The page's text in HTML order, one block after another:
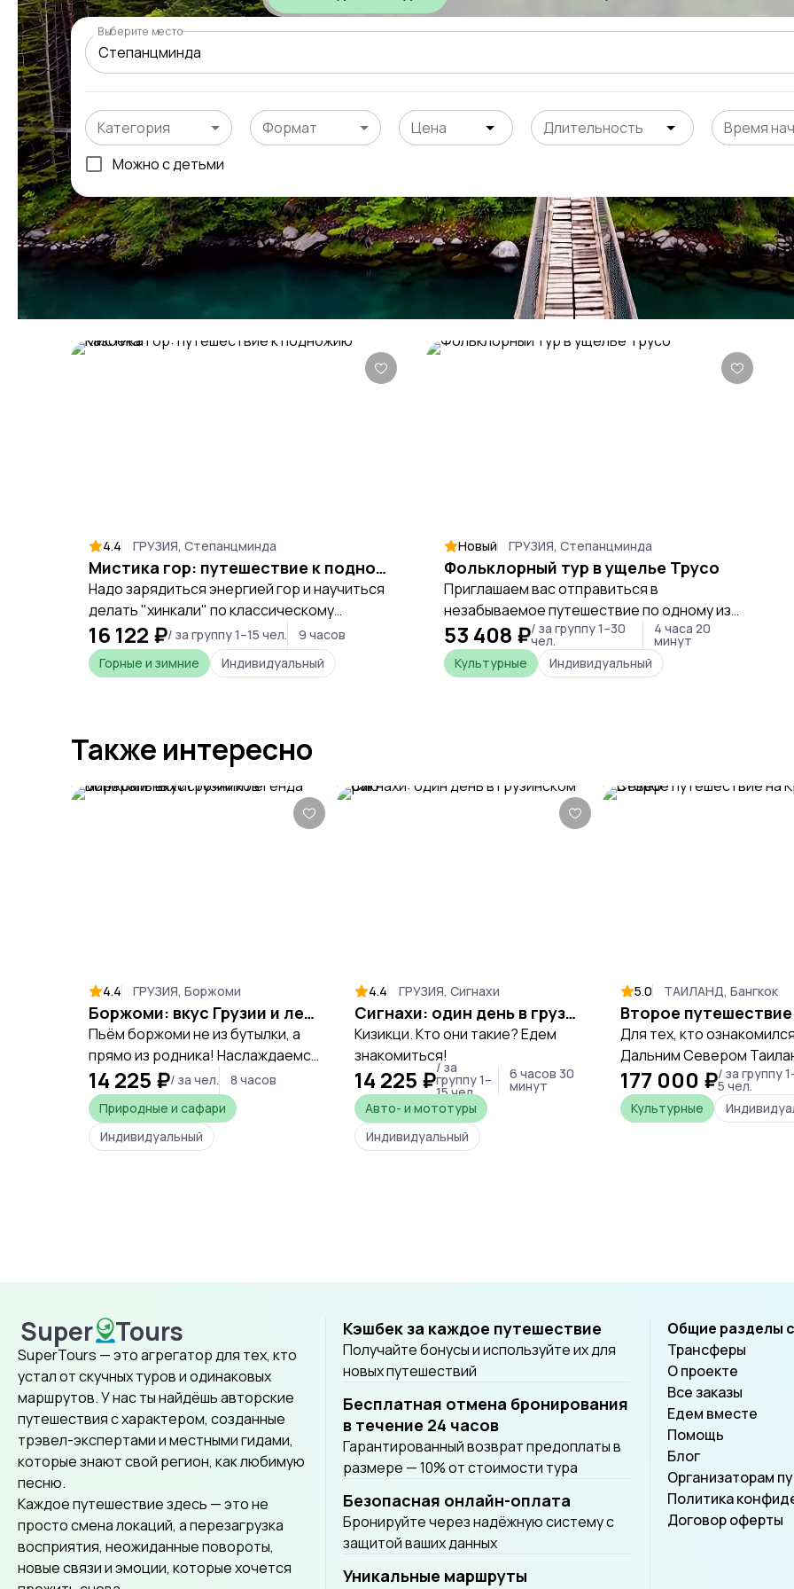
Выберите место
Категория Формат Цена Длительность Время
Можно с детьми
4.4 ГРУЗИЯ, Степанцминда
Мистика гор: путешествие к подножию Казбека
Надо зарядиться энергией гор и научиться
делать "хинкали" по классическому
методу.
16 122 ₽/ за группу 1–15 чел.
9 часов
Горные и зимние
Индивидуальный
Новый ГРУЗИЯ, Степанцминда
Фольклорный тур в ущелье Трусо
Приглашаем вас отправиться в
незабываемое путешествие по одному из
самых живописных уголков Кавказа —
ущелье Трусо. Этот тур сочетает
великолепную природу, исторические
53 408 ₽/ за группу 1–30
чел.
4 часа 20
минут
Культурные
Индивидуальный
Также интересно
4.4 ГРУЗИЯ, Боржоми
Боржоми: вкус Грузии и легенда минеральных источников
Пьём боржоми не из бутылки, а
прямо из родника! Наслаждаемся
чистейшим воздухом, под пением
птиц, во всемирно известном
историческом парке.
14 225 ₽/ за чел.
8 часов
Природные и сафари
Индивидуальный
4.4 ГРУЗИЯ, Сигнахи
Сигнахи: один день в грузинском раю
Кизикци. Кто они такие? Едем
знакомиться!
14 225 ₽/ за
группу 1–
15 чел.
6 часов 30
минут
Авто- и мототуры
Индивидуальный
5.0 ТАИЛАНД, Бангкок
Для тех, кто
Дальним Севером
рамках Первого тура,
тех, кому просто
путешествовать по
177 000 ₽/ за группу
5 чел.
Культурные
Super Tours
SuperTours
SuperTours — это агрегатор для тех, кто
устал от скучных туров и одинаковых
маршрутов. У нас ты найдёшь авторские
путешествия с характером, созданные
трэвел-экспертами и местными гидами,
которые знают свой регион, как любимую
песню.
Каждое путешествие здесь — это не
просто смена локаций, а перезагрузка
восприятия, неожиданные повороты,
новые связи и эмоции, которые хочется
Кэшбек за каждое путешествие
Получайте бонусы и используйте их для
новых путешествий
Бесплатная отмена бронирования
в течение 24 часов
Гарантированный возврат предоплаты в
размере — 10% от стоимости тура
Безопасная онлайн-оплата
Бронируйте через надёжную систему с
защитой ваших данных
Уникальные маршруты
Общие разделы
Трансферы
О проекте
Все заказы
Едем вместе
Помощь
Блог
Организаторам
Политика
Договор оферты